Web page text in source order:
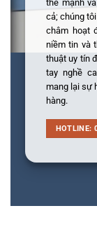
thế mạnh
cả; chúng
châm hoạt
niềm tin và
thuật uy tín
tay nghề
mang lại sự
hàng.
HOTLINE: